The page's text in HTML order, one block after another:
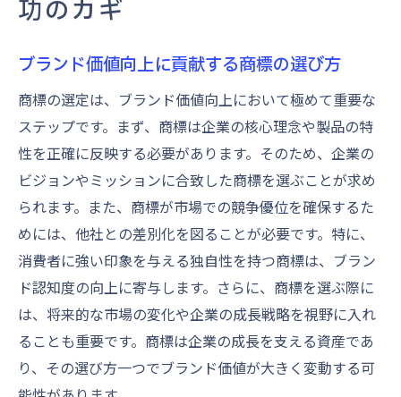
功のカギ
ブランド価値向上に貢献する商標の選び方
商標の選定は、ブランド価値向上において極めて重要な
ステップです。まず、商標は企業の核心理念や製品の特
性を正確に反映する必要があります。そのため、企業の
ビジョンやミッションに合致した商標を選ぶことが求め
られます。また、商標が市場での競争優位を確保するた
めには、他社との差別化を図ることが必要です。特に、
消費者に強い印象を与える独自性を持つ商標は、ブラン
ド認知度の向上に寄与します。さらに、商標を選ぶ際に
は、将来的な市場の変化や企業の成長戦略を視野に入れ
ることも重要です。商標は企業の成長を支える資産であ
り、その選び方一つでブランド価値が大きく変動する可